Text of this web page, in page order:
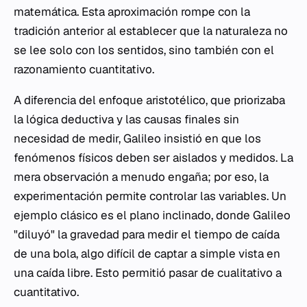
matemática. Esta aproximación rompe con la
tradición anterior al establecer que la naturaleza no
se lee solo con los sentidos, sino también con el
razonamiento cuantitativo.
A diferencia del enfoque aristotélico, que priorizaba
la lógica deductiva y las causas finales sin
necesidad de medir, Galileo insistió en que los
fenómenos físicos deben ser aislados y medidos. La
mera observación a menudo engaña; por eso, la
experimentación permite controlar las variables. Un
ejemplo clásico es el plano inclinado, donde Galileo
"diluyó" la gravedad para medir el tiempo de caída
de una bola, algo difícil de captar a simple vista en
una caída libre. Esto permitió pasar de cualitativo a
cuantitativo.